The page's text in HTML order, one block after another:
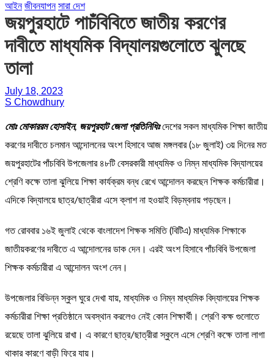
আইন জীবনযাপন সারা দেশ
জয়পুরহাটে পাচঁবিবিতে জাতীয় করণের
দাবীতে মাধ্যমিক বিদ্যালয়গুলোতে ঝুলছে
তালা
July 18, 2023
S Chowdhury
মোঃ মোকাররম হোসাইন, জয়পুরহাট জেলা প্রতিনিধিঃ দেশের সকল মাধ্যমিক শিক্ষা জাতীয়
করণের দাবীতে চলমান আন্দোলনের অংশ হিসাবে আজ মঙ্গলবার (১৮ জুলাই) ৩য় দিনের মত
জয়পুরহাটের পাঁচবিবি উপজেলার ৪৮টি বেসরকারী মাধ্যমিক ও নিম্ন মাধ্যমিক বিদ্যালয়ের
শ্রেণি কক্ষে তালা ঝুলিয়ে শিক্ষা কার্যক্রম বন্ধ রেখে আন্দোলন করছেন শিক্ষক কর্মচারীরা।
এদিকে বিদ্যালয়ে ছাত্র/ছাত্রীরা এসে ক্লাশ না হওয়াই বিড়ম্বনায় পড়ছেন।
গত রোববার ১৬ই জুলাই থেকে বাংলাদেশ শিক্ষক সমিতি (বিটিএ) মাধ্যমিক শিক্ষাকে
জাতীয়করণের দাবীতে এ আন্দোলনের ডাক দেন। এরই অংশ হিসাবে পাঁচবিবি উপজেলা
শিক্ষক কর্মচারীরা এ আন্দোলন অংশ নেন।
উপজেলার বিভিন্ন স্কুল ঘুরে দেখা যায়, মাধ্যমিক ও নিম্ন মাধ্যমিক বিদ্যালয়ের শিক্ষক
কর্মচারীরা শিক্ষা প্রতিষ্ঠানে অবস্থান করলেও নেই কোন শিক্ষার্থী। শ্রেণি কক্ষ গুলোতে
রয়েছে তালা ঝুলিয়ে রাখা। এ কারণে ছাত্র/ছাত্রীরা স্কুলে এসে শ্রেণি কক্ষে তালা লাগা
থাকার কারণে বাড়ী ফিরে যায়।